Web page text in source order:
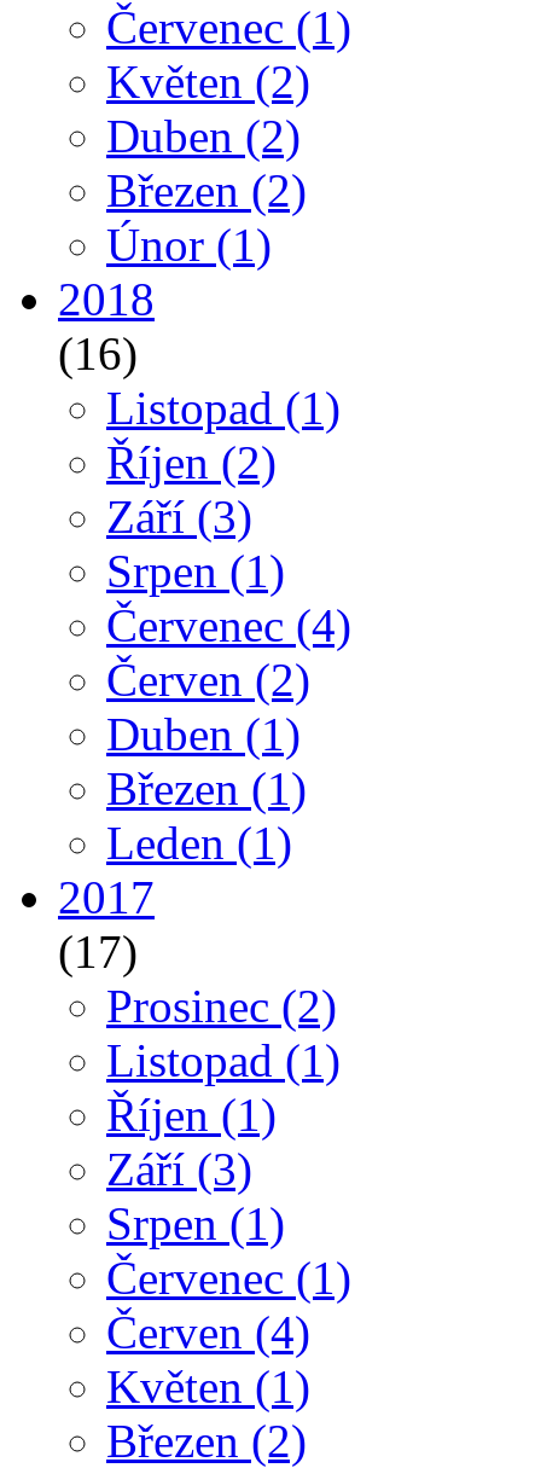
Červenec (1)
Květen (2)
Duben (2)
Březen (2)
Únor (1)
2018
(16)
Listopad (1)
Říjen (2)
Září (3)
Srpen (1)
Červenec (4)
Červen (2)
Duben (1)
Březen (1)
Leden (1)
2017
(17)
Prosinec (2)
Listopad (1)
Říjen (1)
Září (3)
Srpen (1)
Červenec (1)
Červen (4)
Květen (1)
Březen (2)